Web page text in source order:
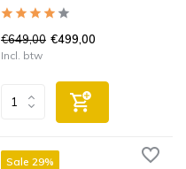
€649,00 €499,00
Incl. btw
Sale 29%